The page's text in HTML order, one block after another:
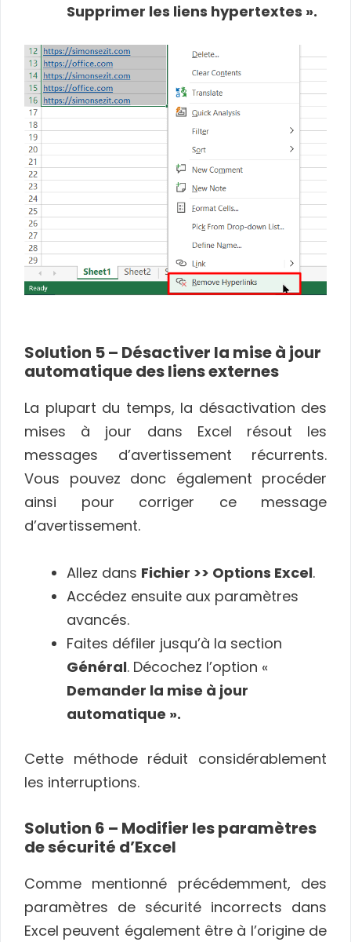
Supprimer les liens hypertextes ».
Solution 5 – Désactiver la mise à jour
automatique des liens externes
La plupart du temps, la désactivation des
mises à jour dans Excel résout les
messages d’avertissement récurrents.
Vous pouvez donc également procéder
ainsi pour corriger ce message
d’avertissement.
Allez dans Fichier >> Options Excel.
Accédez ensuite aux paramètres
avancés.
Faites défiler jusqu’à la section
Général. Décochez l’option «
Demander la mise à jour
automatique ».
Cette méthode réduit considérablement
les interruptions.
Solution 6 – Modifier les paramètres
de sécurité d’Excel
Comme mentionné précédemment, des
paramètres de sécurité incorrects dans
Excel peuvent également être à l’origine de